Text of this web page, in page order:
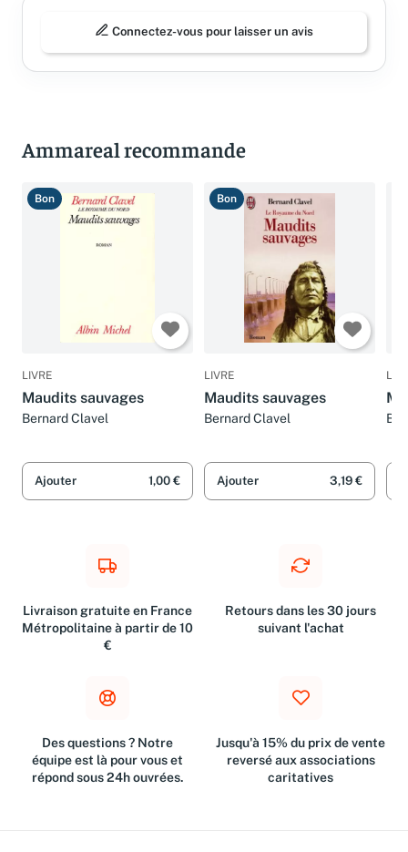
Connectez-vous pour laisser un avis
Ammareal recommande
Bon
LIVRE
Maudits sauvages
Bernard Clavel
Ajouter 1,00 €
Bon
LIVRE
Maudits sauvages
Bernard Clavel
Ajouter 3,19 €
Livraison gratuite en France
Métropolitaine à partir de 10
€
Retours dans les 30 jours
suivant l'achat
Des questions ? Notre
équipe est là pour vous et
répond sous 24h ouvrées.
Jusqu'à 15% du prix de vente
reversé aux associations
caritatives